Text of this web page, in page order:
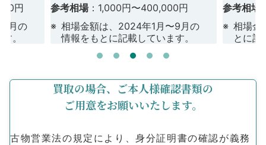
円
⽉の
。
参考相場
1,000円〜400,000円
相場⾦額は、2024年1⽉〜9⽉の
情報 をもとに記載しています。
参考相場
相場⾦
とに記
買取の場合、
ご本⼈様確認書類の
ご⽤意をお願いいたします。
古物営業法の規定により、⾝分証明書の確認が義務